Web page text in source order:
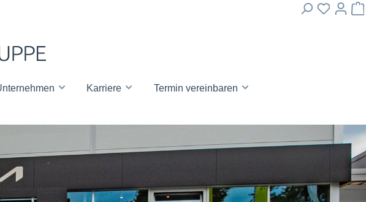
Karriere Termin vereinbaren